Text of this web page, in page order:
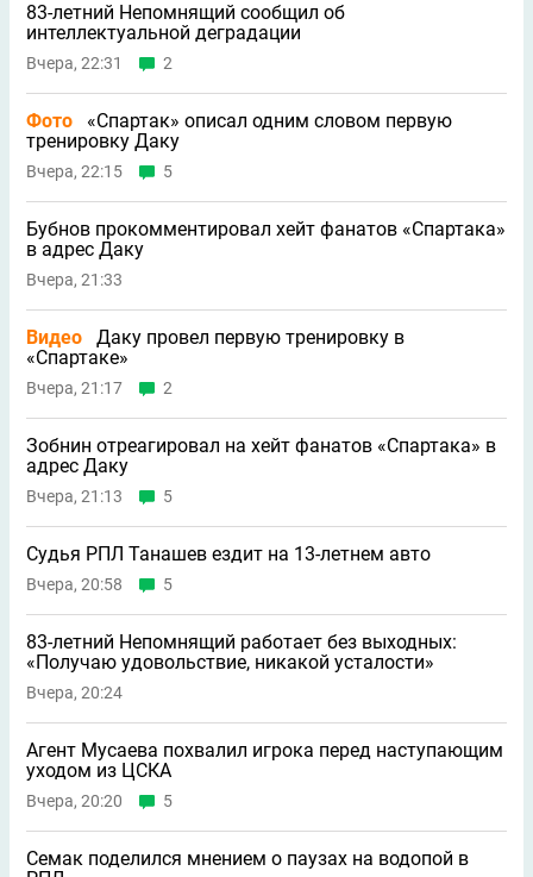
83-летний Непомнящий сообщил об
интеллектуальной деградации
Вчера, 22:31 2
Фото
«Спартак» описал одним словом первую
тренировку Даку
Вчера, 22:15 5
Бубнов прокомментировал хейт фанатов «Спартака»
в адрес Даку
Вчера, 21:33
Видео
Даку провел первую тренировку в
«Спартаке»
Вчера, 21:17 2
Зобнин отреагировал на хейт фанатов «Спартака» в
адрес Даку
Вчера, 21:13 5
Судья РПЛ Танашев ездит на 13-летнем авто
Вчера, 20:58 5
83-летний Непомнящий работает без выходных:
«Получаю удовольствие, никакой усталости»
Вчера, 20:24
Агент Мусаева похвалил игрока перед наступающим
уходом из ЦСКА
Вчера, 20:20 5
Семак поделился мнением о паузах на водопой в